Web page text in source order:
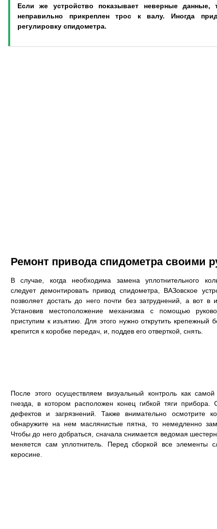
Если же устройство показывает неверные данные,
неправильно прикреплен трос к валу. Иногда
регулировку спидометра.
Ремонт привода спидометра своими
В случае, когда необходима замена уплотнительного
следует демонтировать привод спидометра, ВАЗовское
позволяет достать до него почти без затруднений, а вот в
Установив местоположение механизма с помощью
приступим к изъятию. Для этого нужно открутить крепежный
крепится к коробке передач, и, поддев его отверткой, снять.
После этого осуществляем визуальный контроль как
гнезда, в котором расположен конец гибкой тяги
дефектов и загрязнений. Также внимательно осмотрите
обнаружите на нем маслянистые пятна, то немедленно
Чтобы до него добраться, сначала снимается ведомая
меняется сам уплотнитель. Перед сборкой все элементы
керосине.